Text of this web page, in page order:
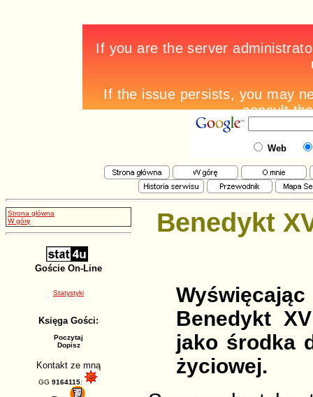
Web
Strona główna
W górę
Goście On-Line
Statystyki
Księga Gości:
Poczytaj
Dopisz
Kontakt ze mną
GG 9164115:
Benedykt
Benedykt
jako środka
życiowej.